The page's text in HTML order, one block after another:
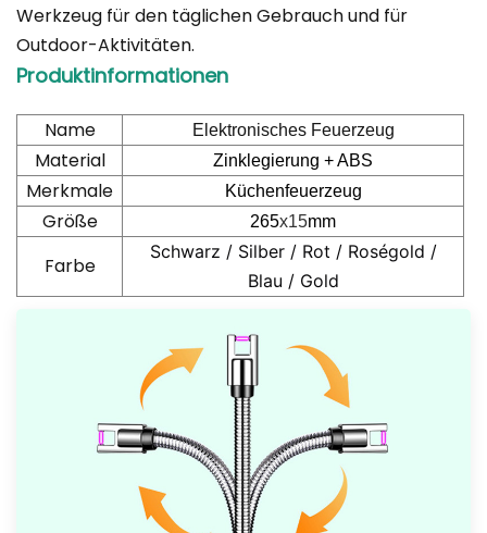
Werkzeug für den täglichen Gebrauch und für
Outdoor-Aktivitäten.
Produktinformationen
Name Elektronisches Feuerzeug
Material Zinklegierung + ABS
Merkmale Küchenfeuerzeug
Größe 265x15mm
Farbe
Schwarz / Silber / Rot / Roségold /
Blau / Gold